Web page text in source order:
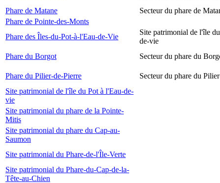
Phare de Matane
Secteur du phare de
Phare de Pointe-des-Monts
Phare des Îles-du-Pot-à-l'Eau-de-Vie
Site patrimonial de l'île
de-vie
Phare du Borgot
Secteur du phare du
Phare du Pilier-de-Pierre
Secteur du phare du
Site patrimonial de l'île du Pot à l'Eau-de-
vie
Site patrimonial du phare de la Pointe-
Mitis
Site patrimonial du phare du Cap-au-
Saumon
Site patrimonial du Phare-de-l'Île-Verte
Site patrimonial du Phare-du-Cap-de-la-
Tête-au-Chien